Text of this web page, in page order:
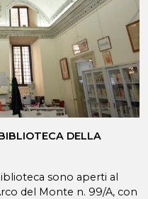
DELLA
sono aperti al
del Monte n. 99/A, con